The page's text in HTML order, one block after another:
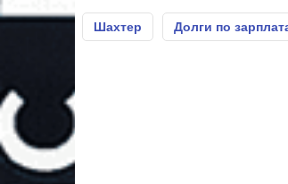
Шахтер Долги по